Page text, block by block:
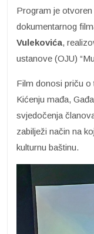
Program je
dokumentarnog
Vulekovića,
ustanove (OJU)
Film donosi priču o
Kićenju mađa,
svjedočenja
zabilježi način na
kulturnu baštinu.